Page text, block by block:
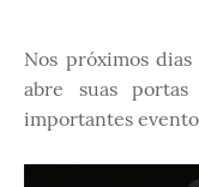
Nos próximos dias
abre suas
importantes